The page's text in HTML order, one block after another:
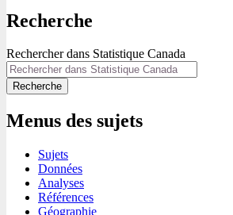
Recherche
Rechercher dans Statistique Canada
Recherche
Menus des sujets
Sujets
Données
Analyses
Références
Géographie